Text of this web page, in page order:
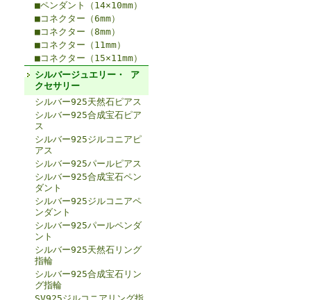
■ペンダント（14×10mm）
■コネクター（6mm）
■コネクター（8mm）
■コネクター（11mm）
■コネクター（15×11mm）
シルバージュエリー・ ア
クセサリー
シルバー925天然石ピアス
シルバー925合成宝石ピア
ス
シルバー925ジルコニアピ
アス
シルバー925パールピアス
シルバー925合成宝石ペン
ダント
シルバー925ジルコニアペ
ンダント
シルバー925パールペンダ
ント
シルバー925天然石リング
指輪
シルバー925合成宝石リン
グ指輪